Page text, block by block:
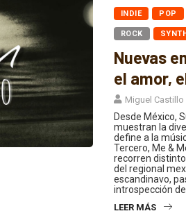
INDIE POP
ROCK
Nuevas
el amor,
Miguel Castillo
Desde México,
muestran la
define a la
Tercero, Me &
recorren
del regional
escandinavo,
introspección
LEER MÁS